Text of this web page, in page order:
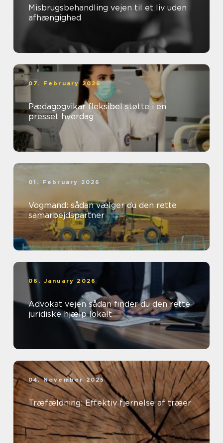
Misbrugsbehandling vejen til et liv uden
afhængighed
07. February 2026
Pædagogvikar fleksibel støtte i en
presset hverdag
01. February 2026
Vogmand: sådan vælger du den rette
samarbejdspartner
06. January 2026
Advokat vejen sådan finder du den rette
juridiske hjælp lokalt
04. November 2025
Træfældning: Effektiv fjernelse af træer